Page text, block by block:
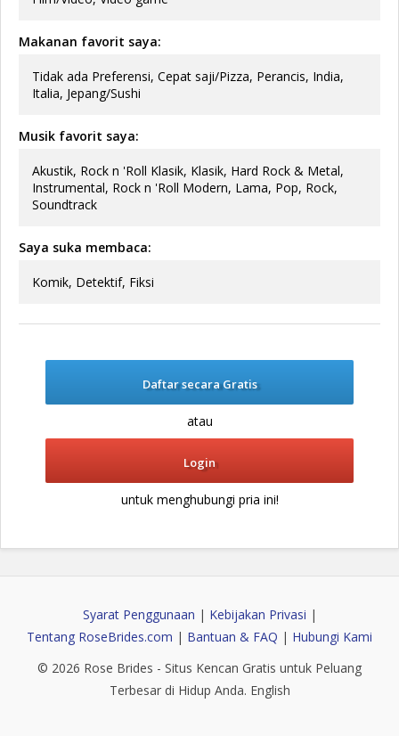
Makanan favorit saya:
Tidak ada Preferensi, Cepat saji/Pizza, Perancis, India,
Italia, Jepang/Sushi
Musik favorit saya:
Akustik, Rock n 'Roll Klasik, Klasik, Hard Rock & Metal,
Instrumental, Rock n 'Roll Modern, Lama, Pop, Rock,
Soundtrack
Saya suka membaca:
Komik, Detektif, Fiksi
Daftar secara Gratis
atau
Login
untuk menghubungi pria ini!
Syarat Penggunaan | Kebijakan Privasi |
Tentang RoseBrides.com | Bantuan & FAQ | Hubungi Kami
© 2026 Rose Brides - Situs Kencan Gratis untuk Peluang
Terbesar di Hidup Anda. English